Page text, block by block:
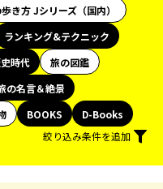
き方 Jシリーズ（国内）
ランキング&テクニック
時代
旅の図鑑
の名言＆絶景
BOOKS
D-Books
絞り込み条件を追加